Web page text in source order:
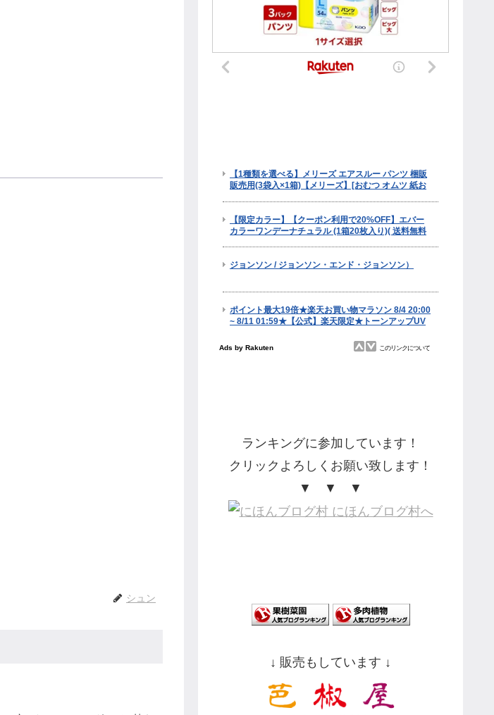
シュン
ランキングに参加しています！
クリックよろしくお願い致します！
▼ ▼ ▼
↓ 販売もしています ↓